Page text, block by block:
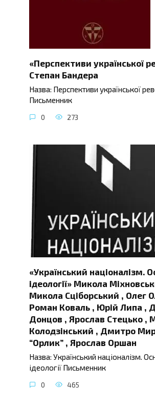
«Перспективи української
Степан Бандера
Назва: Перспективи української
Письменник
0 273
«Український націоналізм.
ідеології» Микола
Микола Сціборський , Олег
Роман Коваль , Юрій Липа ,
Донцов , Ярослав Стецько ,
Колодзінський , Дмитро
“Орлик” , Ярослав Оршан
Назва: Український націоналізм.
ідеології Письменник
0 465